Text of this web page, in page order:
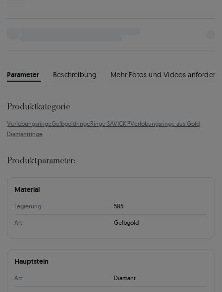
Parameter Beschreibung Mehr Fotos und Videos anfordern
Produktkategorie
VerlobungsringeGelbgoldringeRinge SAVICKI®Verlobungsringe aus Gold
Diamantringe
Produktparameter:
Material
Legierung 585
Art Gelbgold
Hauptstein
Art Diamant